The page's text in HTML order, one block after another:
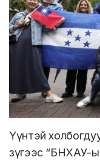
Үүнтэй
зүгээс “БНХАУ-